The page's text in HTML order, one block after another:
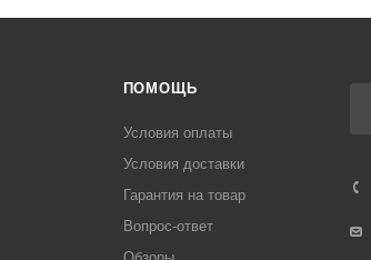
ПОМОЩЬ
Условия оплаты
Условия доставки
Гарантия на товар
Вопрос-ответ